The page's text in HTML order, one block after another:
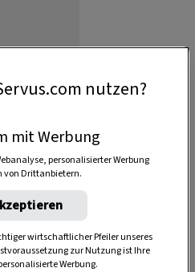
nutzen?
mit Werbung
personalisierter Werbung
von Drittanbietern.
wirtschaftlicher Pfeiler unseres
zur Nutzung ist Ihre
Werbung.